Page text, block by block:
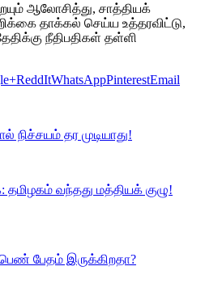
ஆலோசித்து, சாத்தியக்
தாக்கல் செய்ய உத்தரவிட்டு,
நீதிபதிகள் தள்ளி
ReddItWhatsAppPinterestEmail
தர முடியாது!
தமிழகம் வந்தது மத்தியக் குழு!
பேதம் இருக்கிறதா?